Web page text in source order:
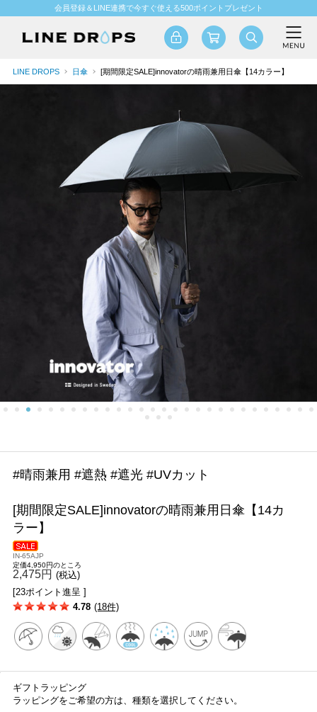
会員登録＆LINE連携で今すぐ使える500ポイントプレゼント
LINE DROPS 日傘 [期間限定SALE]innovatorの晴雨兼用日傘【14カラー】
#晴雨兼用 #遮熱 #遮光 #UVカット
[期間限定SALE]innovatorの晴雨兼用日傘【14カ
ラー】
IN-65AJP
定価4,950円のところ
2,475円 (税込)
[23ポイント進呈 ]
4.78 (18件)
ギフトラッピング
ラッピングをご希望の方は、種類を選択してください。